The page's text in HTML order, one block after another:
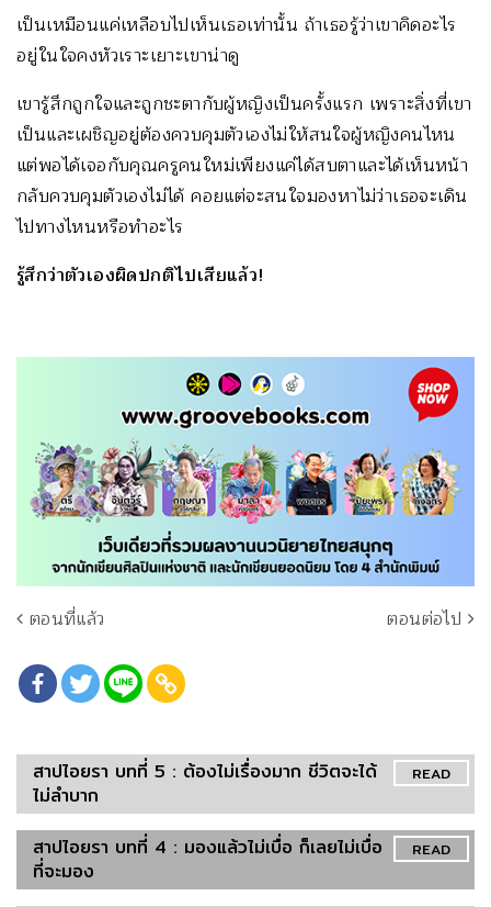
เป็นเหมือนแค่เหลือบไปเห็นเธอเท่านั้น ถ้าเธอรู้ว่าเขาคิดอะไร
อยู่ในใจคงหัวเราะเยาะเขาน่าดู
เขารู้สึกถูกใจและถูกชะตากับผู้หญิงเป็นครั้งแรก เพราะสิ่งที่เขา
เป็นและเผชิญอยู่ต้องควบคุมตัวเองไม่ให้สนใจผู้หญิงคนไหน
แต่พอได้เจอกับคุณครูคนใหม่เพียงแค่ได้สบตาและได้เห็นหน้า
กลับควบคุมตัวเองไม่ได้ คอยแต่จะสนใจมองหาไม่ว่าเธอจะเดิน
ไปทางไหนหรือทำอะไร
รู้สึกว่าตัวเองผิดปกติไปเสียแล้ว!
ตอนที่แล้ว ตอนต่อไป
READ
สาปไอยรา บทที่ 5 : ต้องไม่เรื่องมาก ชีวิตจะได้
ไม่ลำบาก
READ
สาปไอยรา บทที่ 4 : มองแล้วไม่เบื่อ ก็เลยไม่เบื่อ
ที่จะมอง